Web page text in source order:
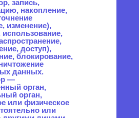
любой
—
лицу
лиц.
—